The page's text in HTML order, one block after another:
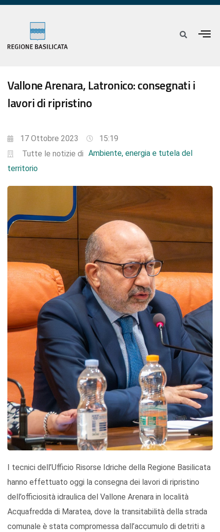
Vallone Arenara, Latronico: consegnati i
lavori di ripristino
17 Ottobre 2023
15:19
Tutte le notizie di Ambiente, energia e tutela del
territorio
I tecnici dell’Ufficio Risorse Idriche della Regione Basilicata
hanno effettuato oggi la consegna dei lavori di ripristino
dell’officiosità idraulica del Vallone Arenara in località
Acquafredda di Maratea, dove la transitabilità della strada
comunale è stata compromessa dall’accumulo di detriti a